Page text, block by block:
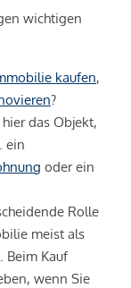
wichtigen
kaufen,
?
das Objekt,
ein
oder ein
Rolle
meist als
Beim Kauf
wenn Sie